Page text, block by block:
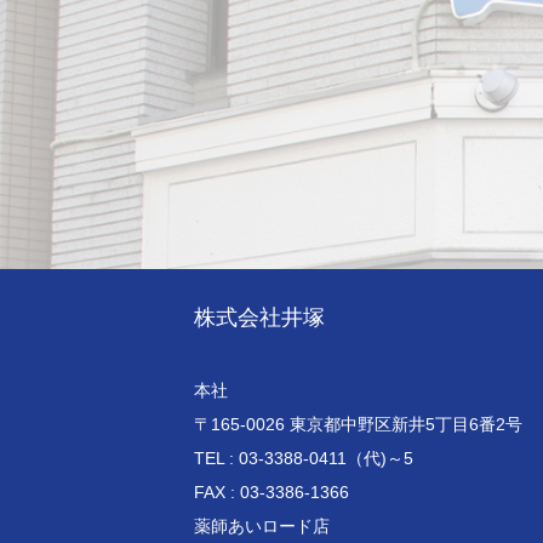
株式会社井塚
本社
〒165-0026 東京都中野区新井5丁目6番2号
TEL : 03-3388-0411（代)～5
FAX : 03-3386-1366
薬師あいロード店